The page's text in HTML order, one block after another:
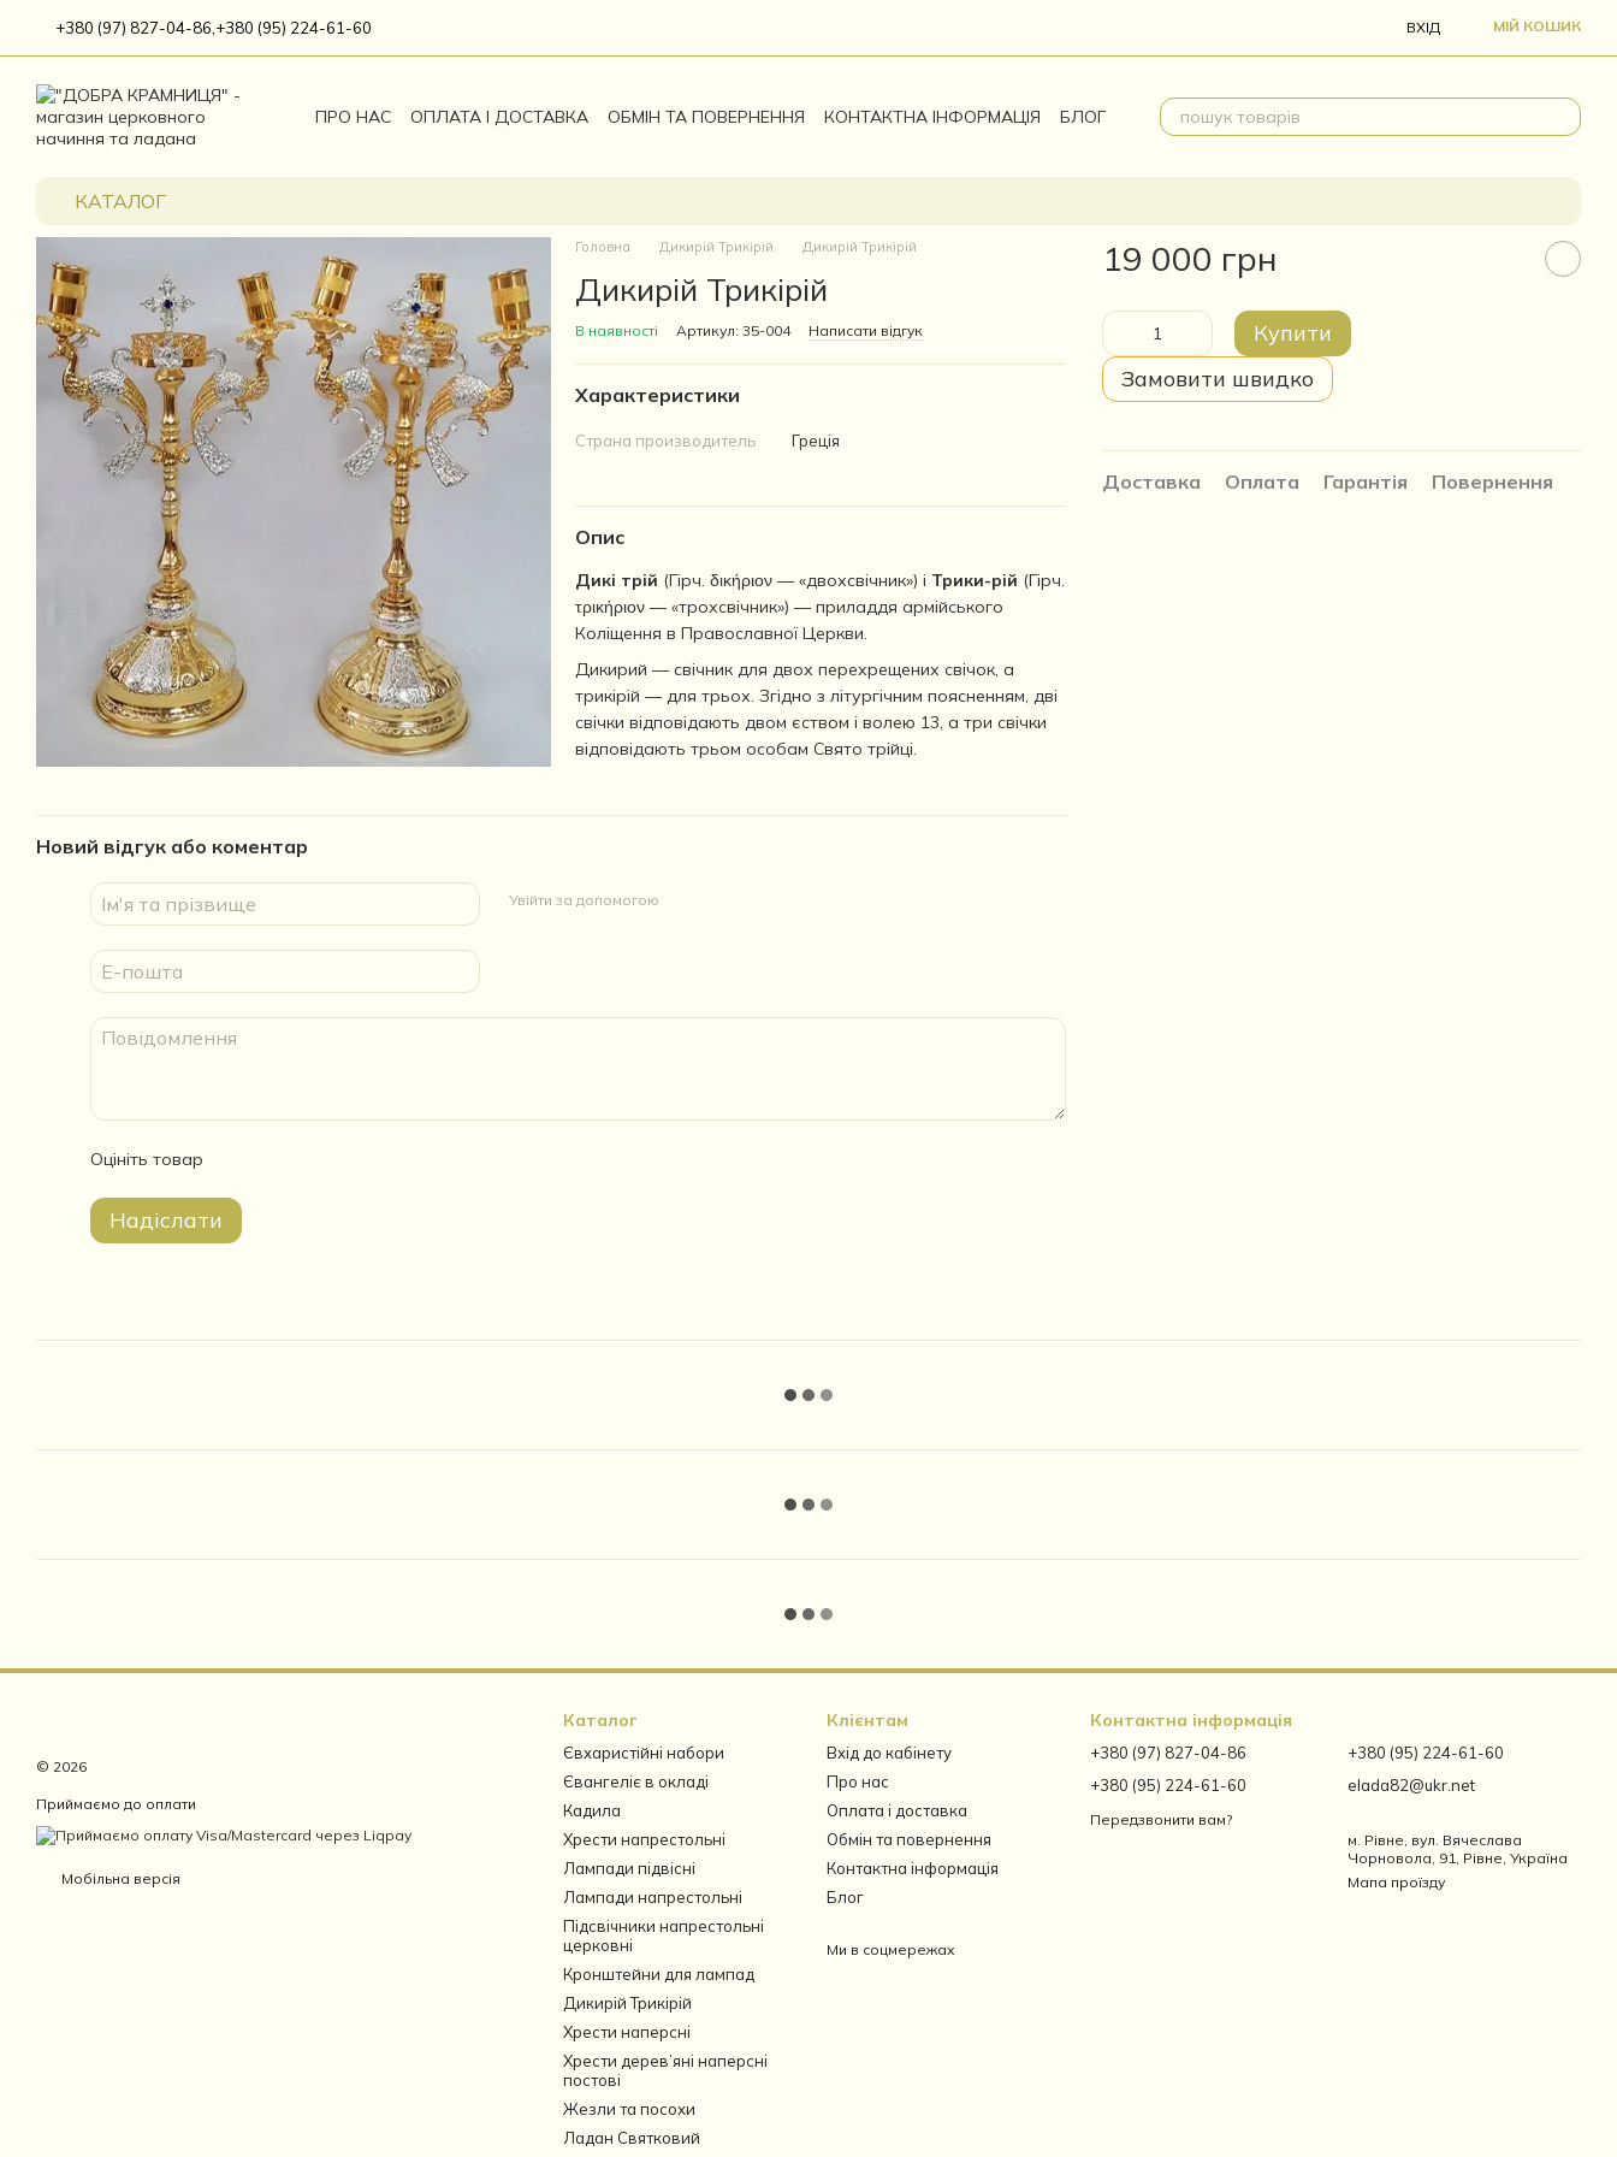
Перейти до основного контенту
+380 (97) 827-04-86, +380 (95) 224-61-60 ВХІД МІЙ КОШИК
ПРО НАС ОПЛАТА І ДОСТАВКА ОБМІН ТА ПОВЕРНЕННЯ КОНТАКТНА ІНФОРМАЦІЯ БЛОГ
КАТАЛОГ
Головна Дикирій Трикірій Дикирій Трикірій
Дикирій Трикірій
В наявності Артикул: 35-004 Написати відгук
Характеристики
Страна производитель Греція
Опис
Дикі трій (Гірч. δικήριον — «двохсвічник») і Трики-рій (Гірч.
τρικήριον — «трохсвічник») — приладдя армійського
Коліщення в Православної Церкви.
Дикирий — свічник для двох перехрещених свічок, а
трикірій — для трьох. Згідно з літургічним поясненням, дві
свічки відповідають двом єством і волею 13, а три свічки
відповідають трьом особам Свято трійці.
19 000 грн
Купити
Замовити швидко
Доставка Оплата Гарантія Повернення
Новий відгук або коментар
Увійти за допомогою
Оцініть товар
Надіслати
© 2026
Приймаємо до оплати
Мобільна версія
Каталог
Євхаристійні набори
Євангеліє в окладі
Кадила
Хрести напрестольні
Лампади підвісні
Лампади напрестольні
Підсвічники напрестольні
церковні
Кронштейни для лампад
Дикирій Трикірій
Хрести наперсні
Хрести дерев’яні наперсні
постові
Жезли та посохи
Ладан Святковий
Клієнтам
Вхід до кабінету
Про нас
Оплата і доставка
Обмін та повернення
Контактна інформація
Блог
Ми в соцмережах
Контактна інформація
+380 (97) 827-04-86
+380 (95) 224-61-60
Передзвонити вам?
+380 (95) 224-61-60
elada82@ukr.net
м. Рівне, вул. Вячеслава
Чорновола, 91, Рівне, Україна
Мапа проїзду